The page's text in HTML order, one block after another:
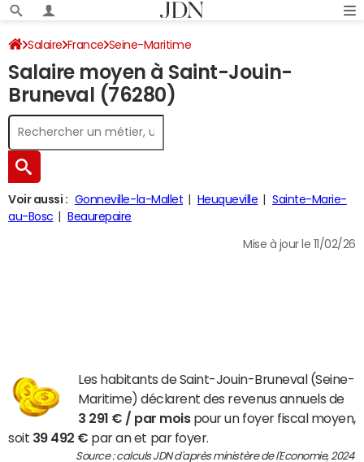
Salaire France Seine-Maritime
Salaire moyen à Saint-Jouin-
Bruneval (76280)
Voir aussi : Gonneville-la-Mallet Heuqueville
Sainte-Marie-
au-Bosc
Beaurepaire
Mise à jour le 11/02/26
Les habitants de Saint-Jouin-Bruneval (Seine-
Maritime) déclarent des revenus annuels de
3 291 € / par moispour un foyer fiscal moyen,
soit 39 492 € par an et par foyer.
Source : calculs JDN d'après ministère de l'Economie, 2024